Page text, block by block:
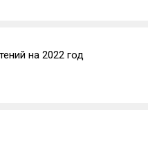
на 2022 год